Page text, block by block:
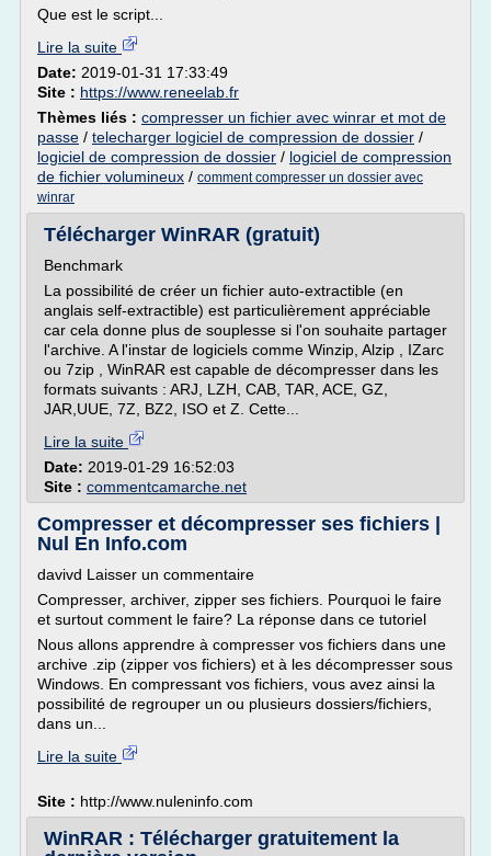
Que est le script...
Lire la suite
Date: 2019-01-31 17:33:49
Site : https://www.reneelab.fr
Thèmes liés : compresser un fichier avec winrar et mot de
passe / telecharger logiciel de compression de dossier /
logiciel de compression de dossier / logiciel de compression
de fichier volumineux / comment compresser un dossier avec
winrar
Télécharger WinRAR (gratuit)
Benchmark
La possibilité de créer un fichier auto-extractible (en
anglais self-extractible) est particulièrement appréciable
car cela donne plus de souplesse si l'on souhaite partager
l'archive. A l'instar de logiciels comme Winzip, Alzip , IZarc
ou 7zip , WinRAR est capable de décompresser dans les
formats suivants : ARJ, LZH, CAB, TAR, ACE, GZ,
JAR,UUE, 7Z, BZ2, ISO et Z. Cette...
Lire la suite
Date: 2019-01-29 16:52:03
Site : commentcamarche.net
Compresser et décompresser ses fichiers |
Nul En Info.com
davivd Laisser un commentaire
Compresser, archiver, zipper ses fichiers. Pourquoi le faire
et surtout comment le faire? La réponse dans ce tutoriel
Nous allons apprendre à compresser vos fichiers dans une
archive .zip (zipper vos fichiers) et à les décompresser sous
Windows. En compressant vos fichiers, vous avez ainsi la
possibilité de regrouper un ou plusieurs dossiers/fichiers,
dans un...
Lire la suite
Site : http://www.nuleninfo.com
WinRAR : Télécharger gratuitement la